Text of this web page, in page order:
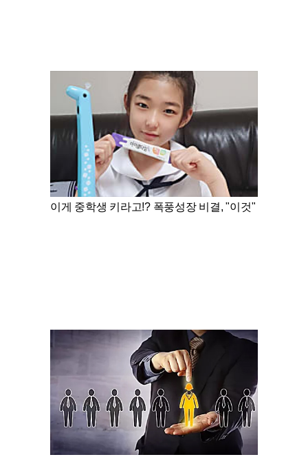
이게 중학생 키라고!? 폭풍성장 비결, "이것"